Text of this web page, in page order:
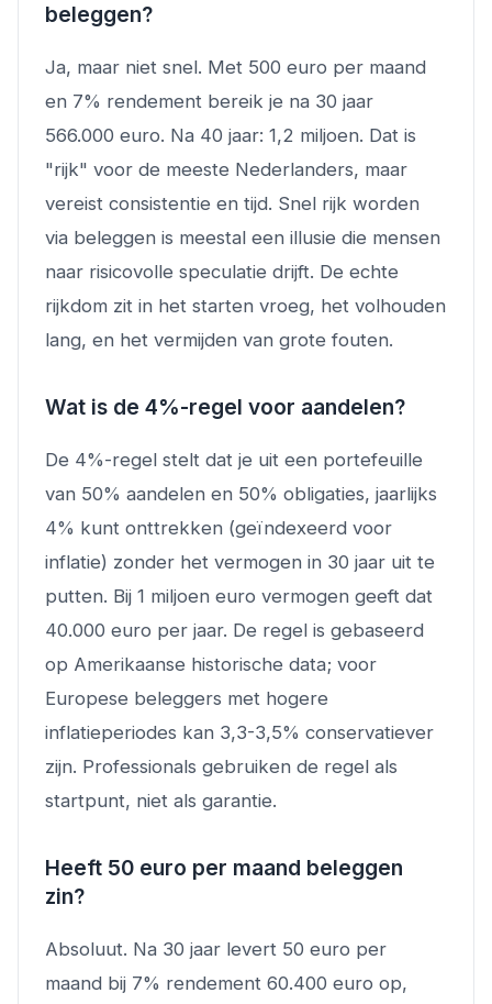
beleggen?
Ja, maar niet snel. Met 500 euro per maand
en 7% rendement bereik je na 30 jaar
566.000 euro. Na 40 jaar: 1,2 miljoen. Dat is
"rijk" voor de meeste Nederlanders, maar
vereist consistentie en tijd. Snel rijk worden
via beleggen is meestal een illusie die mensen
naar risicovolle speculatie drijft. De echte
rijkdom zit in het starten vroeg, het volhouden
lang, en het vermijden van grote fouten.
Wat is de 4%-regel voor aandelen?
De 4%-regel stelt dat je uit een portefeuille
van 50% aandelen en 50% obligaties, jaarlijks
4% kunt onttrekken (geïndexeerd voor
inflatie) zonder het vermogen in 30 jaar uit te
putten. Bij 1 miljoen euro vermogen geeft dat
40.000 euro per jaar. De regel is gebaseerd
op Amerikaanse historische data; voor
Europese beleggers met hogere
inflatieperiodes kan 3,3-3,5% conservatiever
zijn. Professionals gebruiken de regel als
startpunt, niet als garantie.
Heeft 50 euro per maand beleggen
zin?
Absoluut. Na 30 jaar levert 50 euro per
maand bij 7% rendement 60.400 euro op,